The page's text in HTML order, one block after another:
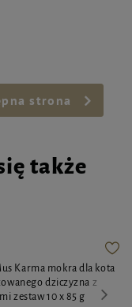
strona
także
Karma mokra dla kota
dziczyzna z
zestaw 10 x 85 g